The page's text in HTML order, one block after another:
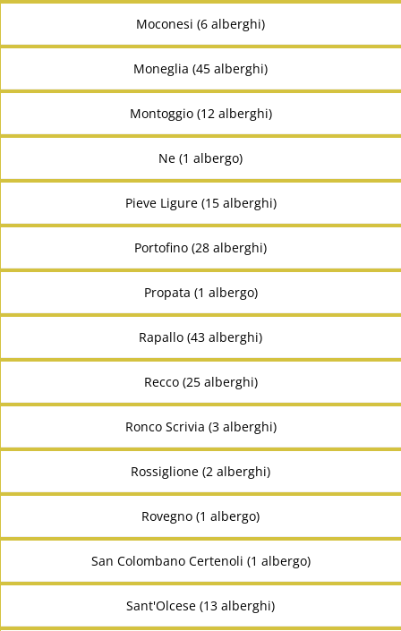
Moconesi (6 alberghi)
Moneglia (45 alberghi)
Montoggio (12 alberghi)
Ne (1 albergo)
Pieve Ligure (15 alberghi)
Portofino (28 alberghi)
Propata (1 albergo)
Rapallo (43 alberghi)
Recco (25 alberghi)
Ronco Scrivia (3 alberghi)
Rossiglione (2 alberghi)
Rovegno (1 albergo)
San Colombano Certenoli (1 albergo)
Sant'Olcese (13 alberghi)